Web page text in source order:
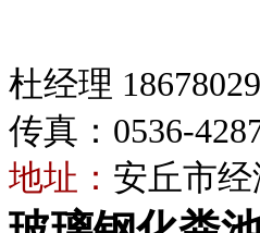
杜经理
传真：0536-
地址： 安丘市